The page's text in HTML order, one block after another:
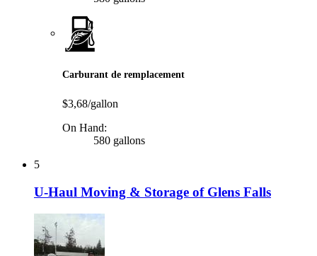
Carburant de remplacement
$3,68/gallon
On Hand:
580 gallons
5
U-Haul Moving & Storage of Glens Falls